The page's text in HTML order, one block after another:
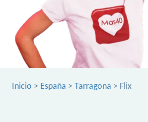
Inicio > España > Tarragona > Flix